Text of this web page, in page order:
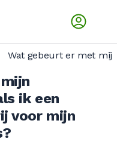
ik een
voor mijn